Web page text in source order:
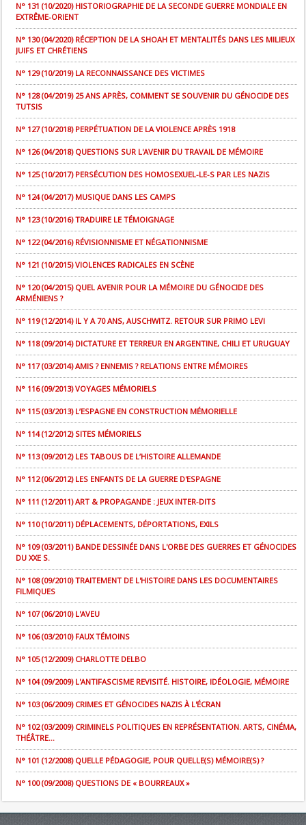
N° 131 (10/2020) HISTORIOGRAPHIE DE LA SECONDE GUERRE MONDIALE EN
EXTRÊME-ORIENT
N° 130 (04/2020) RÉCEPTION DE LA SHOAH ET MENTALITÉS DANS LES MILIEUX
JUIFS ET CHRÉTIENS
N° 129 (10/2019) LA RECONNAISSANCE DES VICTIMES
N° 128 (04/2019) 25 ANS APRÈS, COMMENT SE SOUVENIR DU GÉNOCIDE DES
TUTSIS
N° 127 (10/2018) PERPÉTUATION DE LA VIOLENCE APRÈS 1918
N° 126 (04/2018) QUESTIONS SUR L'AVENIR DU TRAVAIL DE MÉMOIRE
N° 125 (10/2017) PERSÉCUTION DES HOMOSEXUEL-LE-S PAR LES NAZIS
N° 124 (04/2017) MUSIQUE DANS LES CAMPS
N° 123 (10/2016) TRADUIRE LE TÉMOIGNAGE
N° 122 (04/2016) RÉVISIONNISME ET NÉGATIONNISME
N° 121 (10/2015) VIOLENCES RADICALES EN SCÈNE
N° 120 (04/2015) QUEL AVENIR POUR LA MÉMOIRE DU GÉNOCIDE DES
ARMÉNIENS ?
N° 119 (12/2014) IL Y A 70 ANS, AUSCHWITZ. RETOUR SUR PRIMO LEVI
N° 118 (09/2014) DICTATURE ET TERREUR EN ARGENTINE, CHILI ET URUGUAY
N° 117 (03/2014) AMIS ? ENNEMIS ? RELATIONS ENTRE MÉMOIRES
N° 116 (09/2013) VOYAGES MÉMORIELS
N° 115 (03/2013) L’ESPAGNE EN CONSTRUCTION MÉMORIELLE
N° 114 (12/2012) SITES MÉMORIELS
N° 113 (09/2012) LES TABOUS DE L’HISTOIRE ALLEMANDE
N° 112 (06/2012) LES ENFANTS DE LA GUERRE D'ESPAGNE
N° 111 (12/2011) ART & PROPAGANDE : JEUX INTER-DITS
N° 110 (10/2011) DÉPLACEMENTS, DÉPORTATIONS, EXILS
N° 109 (03/2011) BANDE DESSINÉE DANS L'ORBE DES GUERRES ET GÉNOCIDES
DU XXE S.
N° 108 (09/2010) TRAITEMENT DE L'HISTOIRE DANS LES DOCUMENTAIRES
FILMIQUES
N° 107 (06/2010) L'AVEU
N° 106 (03/2010) FAUX TÉMOINS
N° 105 (12/2009) CHARLOTTE DELBO
N° 104 (09/2009) L'ANTIFASCISME REVISITÉ. HISTOIRE, IDÉOLOGIE, MÉMOIRE
N° 103 (06/2009) CRIMES ET GÉNOCIDES NAZIS À L'ÉCRAN
N° 102 (03/2009) CRIMINELS POLITIQUES EN REPRÉSENTATION. ARTS, CINÉMA,
THÉÂTRE...
N° 101 (12/2008) QUELLE PÉDAGOGIE, POUR QUELLE(S) MÉMOIRE(S) ?
N° 100 (09/2008) QUESTIONS DE « BOURREAUX »